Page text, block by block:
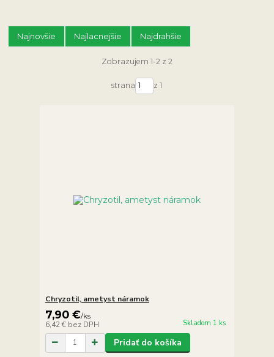
Najnovšie Najlacnejšie Najdrahšie
Zobrazujem 1-2 z 2
strana z 1
Chryzotil, ametyst náramok
7,90 €/ks
6,42 € bez DPH Skladom 1 ks
Pridať do košíka